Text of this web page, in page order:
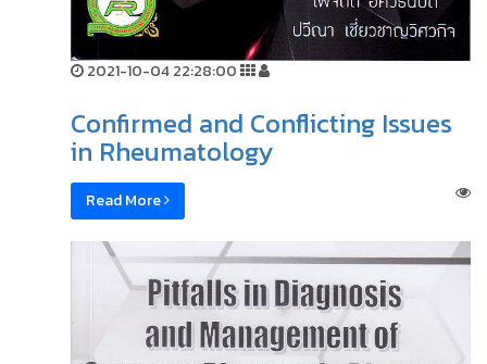
2021-10-04 22:28:00
Confirmed and Conflicting Issues
in Rheumatology
Read More